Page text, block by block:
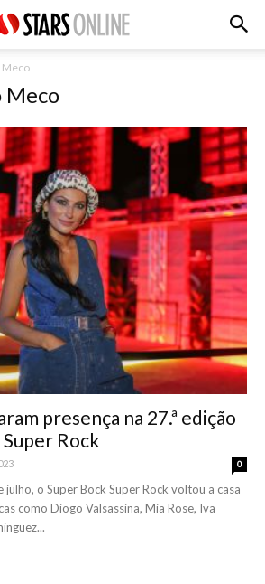
Meco
Meco
presença na 27.ª edição
Rock
0
o Super Bock Super Rock voltou a casa
como Diogo Valsassina, Mia Rose, Iva